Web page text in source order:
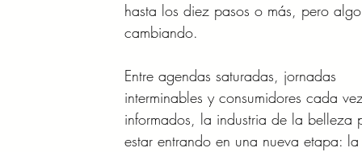
hasta los diez pasos o más, pero
cambiando.
Entre agendas saturadas, jornadas
interminables y consumidores cada
informados, la industria de la belleza
estar entrando en una nueva etapa: